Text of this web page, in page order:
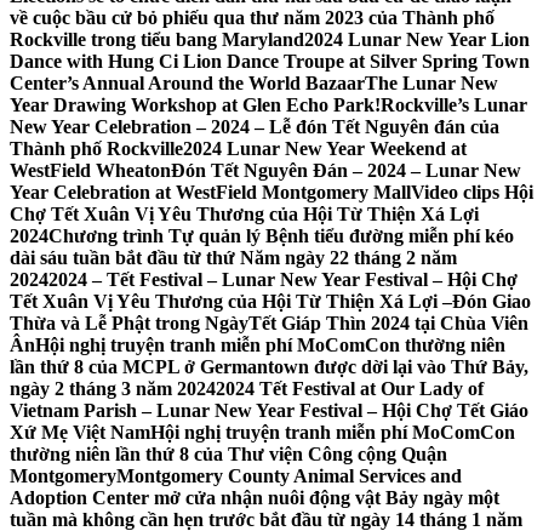
về cuộc bầu cử bỏ phiếu qua thư năm 2023 của Thành phố
Rockville trong tiểu bang Maryland2024 Lunar New Year Lion
Dance with Hung Ci Lion Dance Troupe at Silver Spring Town
Center’s Annual Around the World BazaarThe Lunar New
Year Drawing Workshop at Glen Echo Park!Rockville’s Lunar
New Year Celebration – 2024 – Lễ đón Tết Nguyên đán của
Thành phố Rockville2024 Lunar New Year Weekend at
WestField WheatonĐón Tết Nguyên Đán – 2024 – Lunar New
Year Celebration at WestField Montgomery MallVideo clips Hội
Chợ Tết Xuân Vị Yêu Thương của Hội Từ Thiện Xá Lợi
2024Chương trình Tự quản lý Bệnh tiểu đường miễn phí kéo
dài sáu tuần bắt đầu từ thứ Năm ngày 22 tháng 2 năm
20242024 – Tết Festival – Lunar New Year Festival – Hội Chợ
Tết Xuân Vị Yêu Thương của Hội Từ Thiện Xá Lợi –Đón Giao
Thừa và Lễ Phật trong NgàyTết Giáp Thìn 2024 tại Chùa Viên
ÂnHội nghị truyện tranh miễn phí MoComCon thường niên
lần thứ 8 của MCPL ở Germantown được dời lại vào Thứ Bảy,
ngày 2 tháng 3 năm 20242024 Tết Festival at Our Lady of
Vietnam Parish – Lunar New Year Festival – Hội Chợ Tết Giáo
Xứ Mẹ Việt NamHội nghị truyện tranh miễn phí MoComCon
thường niên lần thứ 8 của Thư viện Công cộng Quận
MontgomeryMontgomery County Animal Services and
Adoption Center mở cửa nhận nuôi động vật Bảy ngày một
tuần mà không cần hẹn trước bắt đầu từ ngày 14 tháng 1 năm